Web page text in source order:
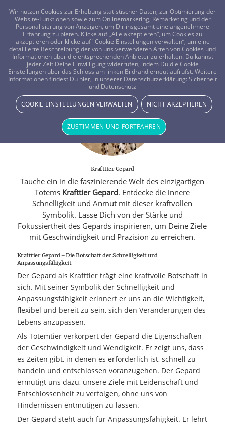
FRAGEN? KOSTENLOS ANRUFEN: 0800-8478266
Krafttier Gepard
Tauche ein in die faszinierende Welt des einzigartigen
Totems Krafttier Gepard. Entdecke die innere
Schnelligkeit und Anmut mit dieser kraftvollen
Symbolik. Lasse Dich von der Stärke und
Fokussiertheit des Gepards inspirieren, um Deine Ziele
mit Geschwindigkeit und Präzision zu erreichen.
Krafttier Gepard – Die Botschaft der Schnelligkeit und
Anpassungsfähigkeit
Der Gepard als Krafttier trägt eine kraftvolle Botschaft in
sich. Mit seiner Symbolik der Schnelligkeit und
Anpassungsfähigkeit erinnert er uns an die Wichtigkeit,
flexibel und bereit zu sein, sich den Veränderungen des
Lebens anzupassen.
Als Totemtier verkörpert der Gepard die Eigenschaften
der Geschwindigkeit und Wendigkeit. Er zeigt uns, dass
es Zeiten gibt, in denen es erforderlich ist, schnell zu
handeln und entschlossen voranzugehen. Der Gepard
ermutigt uns dazu, unsere Ziele mit Leidenschaft und
Entschlossenheit zu verfolgen, ohne uns von
Hindernissen entmutigen zu lassen.
Der Gepard steht auch für Anpassungsfähigkeit. Er lehrt
Wir nutzen Cookies zur Erhebung statistischer Daten, zur Optimierung der
Website-Funktionen sowie zum Onlinemarketing, Remarketing und der
Personalisierung von Anzeigen, um Dir insgesamt eine angenehmere
Erfahrung zu bieten. Klicke auf „Alle akzeptieren“, um Cookies zu
akzeptieren oder klicke auf "Cookie Einstellungen verwalten“, um eine
detaillierte Beschreibung der von uns verwendeten Arten von Cookies und
Informationen über die entsprechenden Anbieter zu erhalten. Du kannst
jeder Zeit Deine Einwilligung widerrufen, indem Du die Cookie
Einstellungen über das Schloss am linken Bildrand erneut aufrufst. Weitere
Informationen findest Du hier, in unserer Datenschutzerklärung: Sicherheit
und Datenschutz
COOKIE EINSTELLUNGEN VERWALTEN NICHT AKZEPTIEREN
ZUSTIMMEN UND FORTFAHREN